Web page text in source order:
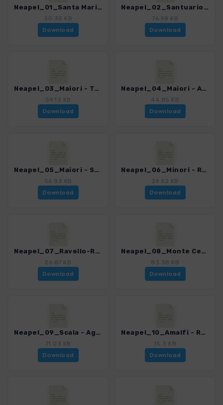
Neapel_01_Santa Maria de Olearia.gpx
30.35 KB
Download
Neapel_02_Santuario dell'Avvocata.gpx
76.98 KB
Download
Neapel_03_Maiori - Torre di Chiunzi.gpx
59.13 KB
Download
Neapel_04_Maiori - Amalfi.gpx
44.85 KB
Download
Neapel_05_Maiori - San Nicola.gpx
56.83 KB
Download
Neapel_06_Minori - Ravello - Scala.gpx
29.52 KB
Download
Neapel_07_Ravello-Rundweg.gpx
26.87 KB
Download
Neapel_08_Monte Cerreto.gpx
83.38 KB
Download
Neapel_09_Scala - Agerola San Lazzaro.gpx
71.03 KB
Download
Neapel_10_Amalfi - Ravello.gpx
15.3 KB
Download